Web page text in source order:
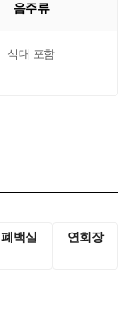
음주류
식대 포함
폐백실 연회장